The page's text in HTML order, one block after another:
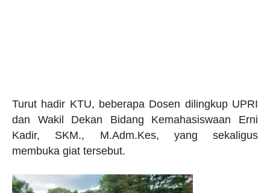
Turut hadir KTU, beberapa Dosen dilingkup UPRI
dan Wakil Dekan Bidang Kemahasiswaan Erni
Kadir, SKM., M.Adm.Kes, yang sekaligus
membuka giat tersebut.